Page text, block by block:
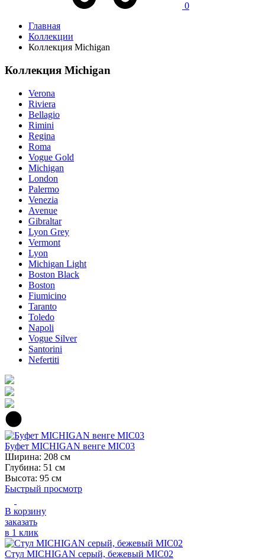
0
Главная
Коллекции
Коллекция Michigan
Коллекция Michigan
Verona
Riviera
Bellagio
Rimini
Regina
Roma
Vogue Gold
Michigan
London
Palermo
Venezia
Avenue
Gibraltar
Lyon Grey
Vermont
Lyon
Michigan Light
Boston Black
Boston
Fiumicino
Taranto
Toledo
Napoli
Vogue Silver
Santorini
Nefertiti
Буфет MICHIGAN венге MIC03
Ширина: 208 см
Глубина: 51 см
Высота: 95 см
Быстрый просмотр
В корзину
заказать
в 1 клик
Стул MICHIGAN серый, бежевый MIC02